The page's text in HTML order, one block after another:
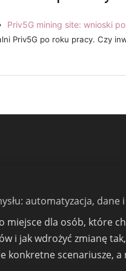
Priv5G mining site: wnioski
Priv5G po roku pracy. Czy
automatyzacja,
miejsce dla osób, które
i jak wdrożyć zmianę
scenariusze, a